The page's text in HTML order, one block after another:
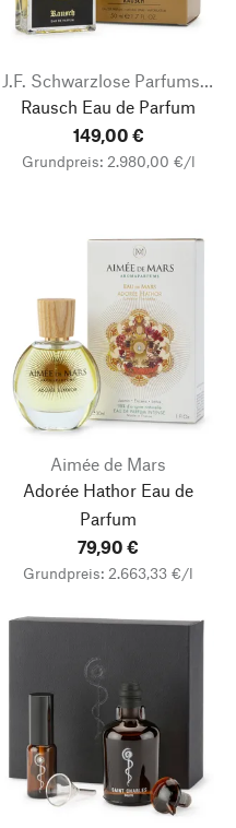
J.F. Schwarzlose Parfums Berlin
Rausch Eau de Parfum
149,00 €
Grundpreis: 2.980,00 €/l
Aimée de Mars
Adorée Hathor Eau de
Parfum
79,90 €
Grundpreis: 2.663,33 €/l